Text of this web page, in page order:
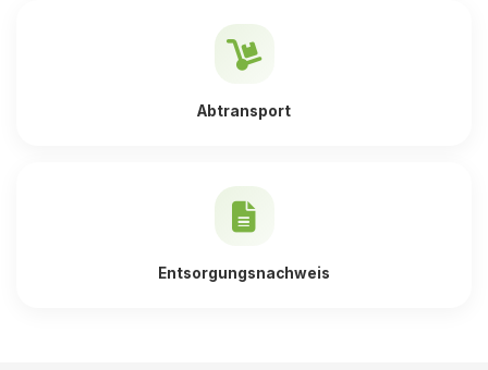
Abtransport
Entsorgungsnachweis